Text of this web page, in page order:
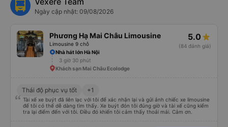
Ngày cập nhật: 09/08/2026
Phương Hạ Mai Châu Limousine
Limousine 9 chỗ
5.0
(84 đánh giá)
Nhà hát lớn Hà Nội
3 giờ 30 phút
Khách sạn Mai Châu Ecolodge
Thái độ phục vụ tốt +1
Tài xế xe buýt đã liên lạc với tôi để xác nhận lại và gửi ảnh chiếc xe limousine
để tôi có thể dễ dàng tìm thấy. Xe buýt đón tôi đúng giờ và tài xế cũng kiểm
tra lại điểm đến với tôi. Điều đó khiến tôi cảm thấy thoải mái. Cảm ơn.